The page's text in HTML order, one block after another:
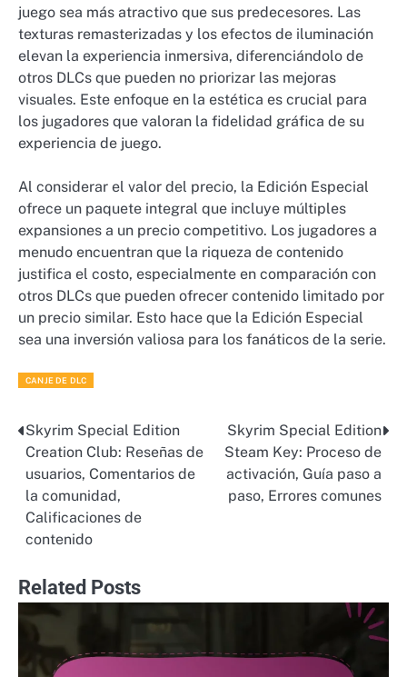
juego sea más atractivo que sus predecesores. Las
texturas remasterizadas y los efectos de iluminación
elevan la experiencia inmersiva, diferenciándolo de
otros DLCs que pueden no priorizar las mejoras
visuales. Este enfoque en la estética es crucial para
los jugadores que valoran la fidelidad gráfica de su
experiencia de juego.
Al considerar el valor del precio, la Edición Especial
ofrece un paquete integral que incluye múltiples
expansiones a un precio competitivo. Los jugadores a
menudo encuentran que la riqueza de contenido
justifica el costo, especialmente en comparación con
otros DLCs que pueden ofrecer contenido limitado por
un precio similar. Esto hace que la Edición Especial
sea una inversión valiosa para los fanáticos de la serie.
CANJE DE DLC
Post
navigation
Skyrim Special Edition
Creation Club: Reseñas de
usuarios, Comentarios de
la comunidad,
Calificaciones de
contenido
Skyrim Special Edition
Steam Key: Proceso de
activación, Guía paso a
paso, Errores comunes
Related Posts